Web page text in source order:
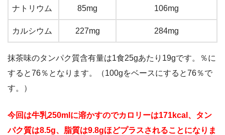
ナトリウム 85mg 106mg
カルシウム 227mg 284mg
抹茶味のタンパク質含有量は1食25gあたり19gです。％に
すると76％となります。（100gをベースにすると76％で
す。）
今回は牛乳250mlに溶かすのでカロリーは171kcal、タン
パク質は8.5g、脂質は9.8gほどプラスされることになりま